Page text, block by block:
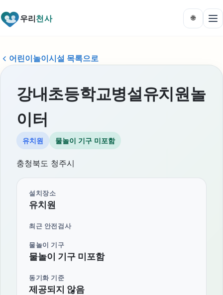
우리천사 🌐
어린이놀이시설 목록으로
강내초등학교병설유치원놀
이터
유치원 물놀이 기구 미포함
충청북도 청주시
설치장소
유치원
최근 안전검사
물놀이 기구
물놀이 기구 미포함
동기화 기준
제공되지 않음